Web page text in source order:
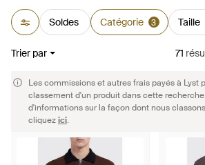
Soldes Catégorie 3 Taille
Trier par 71
Les commissions et autres frais payés à Lyst
classement d'un produit dans cette
d'informations sur la façon dont nous
cliquezici.